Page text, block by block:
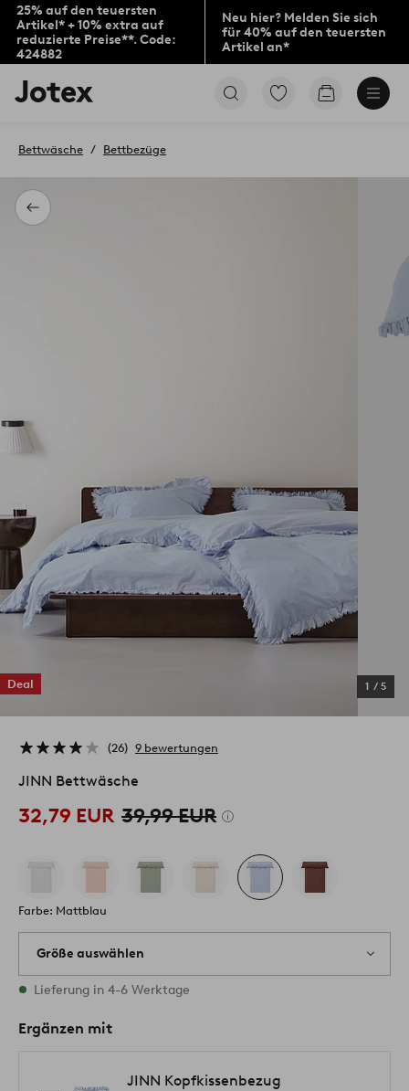
25% auf den teuersten
Artikel* + 10% extra auf
reduzierte Preise**. Code:
424882
Neu hier? Melden Sie sich
für 40% auf den teuersten
Artikel an*
Jotex-
Logo
Startseite
Zu
Produkten
Zum
Zurück
Bettwäsche Bettbezüge
Deal 1 / 5
26 9 bewertungen
JINN Bettwäsche
32,79 EUR 39,99 EUR
Farbe: Mattblau
Größe auswählen
Alle Größen vorrätig
Lieferung in 4-6 Werktage
Ergänzen mit
JINN Kopfkissenbezug